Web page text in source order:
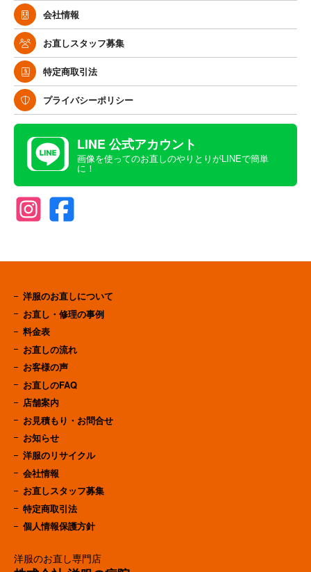
会社情報
お直しスタッフ募集
特定商取引法
プライバシーポリシー
LINE 公式アカウント
画像を使ってのお直しのやりとりがLINEで簡単
に！
洋服のお直し専門店
洋服のお直しについて
お直し・修理の事例
料金表
お直しの流れ
お客様の声
お直しのFAQ
店舗案内
お見積もり・お問合せ
お知らせ
洋服のリサイクル
会社情報
お直しスタッフ募集
特定商取引法
個人情報保護方針